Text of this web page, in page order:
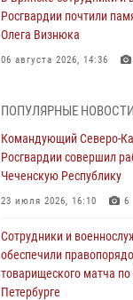
Росгвардии почтили
Олега Визнюка
06 августа 2026, 14:36
Росгвардии почтили
погибших при
06 августа 2026, 13:29
В Центральном округе
И.К. Яковлева
06 августа 2026, 13:24
Росгвардейцы
ПОПУЛЯРНЫЕ НОВОСТИ
Командующий Северо-
Росгвардии совершил
Чеченскую Республику
23 июля 2026, 16:10 6
Сотрудники и
обеспечили
товарищеского матча
Петербурге